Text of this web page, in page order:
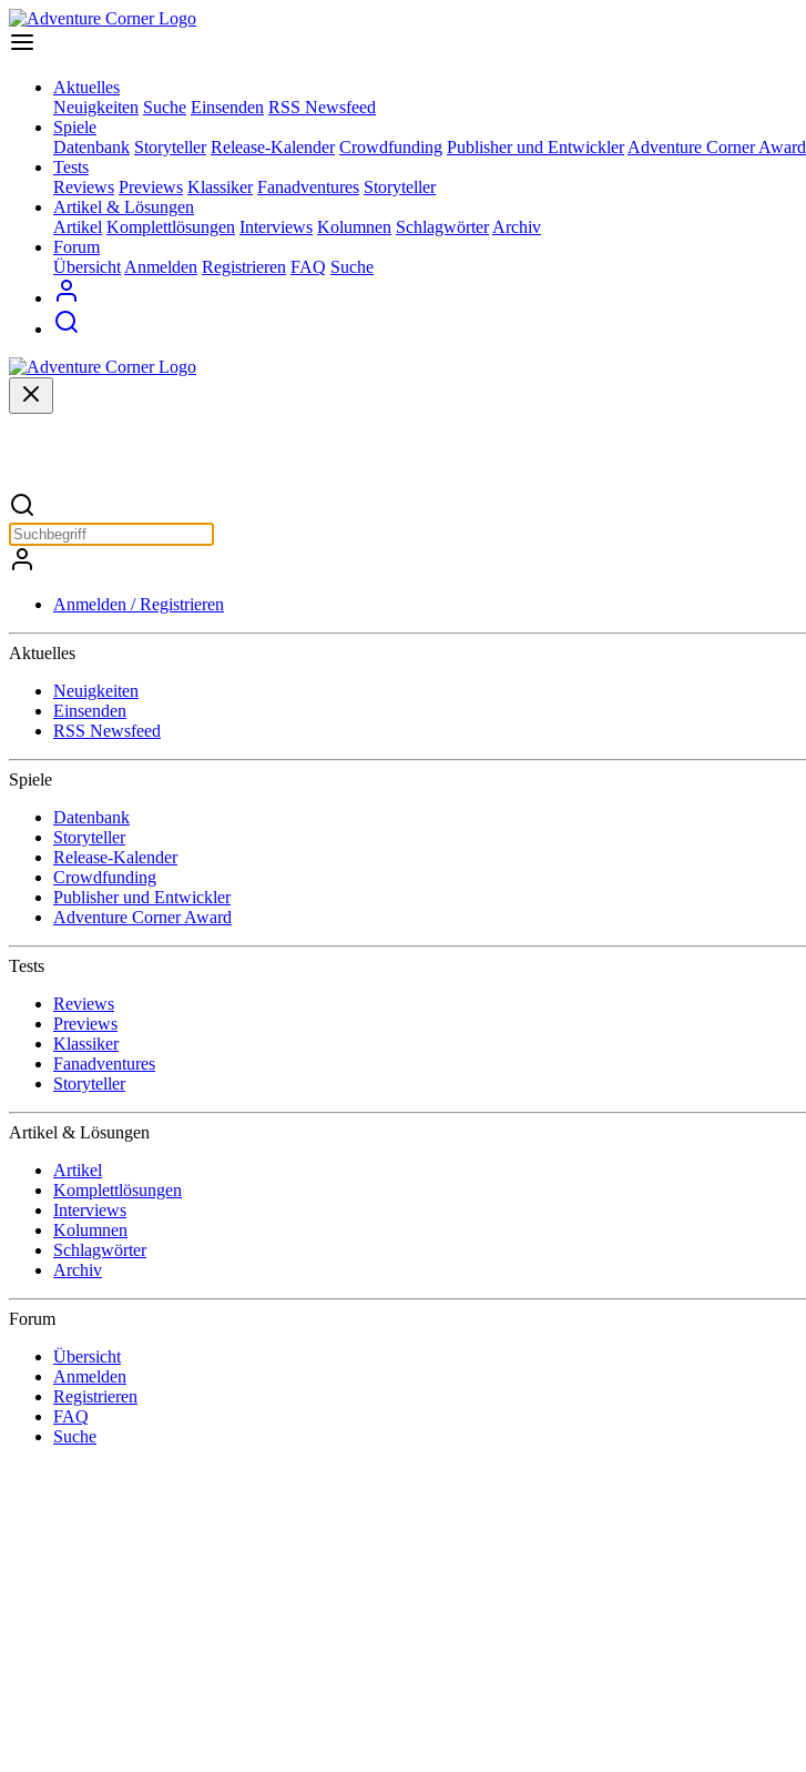
Aktuelles
Neuigkeiten Suche Einsenden RSS Newsfeed
Spiele
Datenbank Storyteller Release-Kalender Crowdfunding Publisher und Entwickler Adventure Corner Award
Tests
Reviews Previews Klassiker Fanadventures Storyteller
Artikel & Lösungen
Artikel Komplettlösungen Interviews Kolumnen Schlagwörter Archiv
Forum
Übersicht Anmelden Registrieren FAQ Suche
Anmelden / Registrieren
Aktuelles
Neuigkeiten
Einsenden
RSS Newsfeed
Spiele
Datenbank
Storyteller
Release-Kalender
Crowdfunding
Publisher und Entwickler
Adventure Corner Award
Tests
Reviews
Previews
Klassiker
Fanadventures
Storyteller
Artikel & Lösungen
Artikel
Komplettlösungen
Interviews
Kolumnen
Schlagwörter
Archiv
Forum
Übersicht
Anmelden
Registrieren
FAQ
Suche